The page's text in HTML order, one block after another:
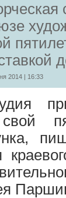
2014 | 16:33